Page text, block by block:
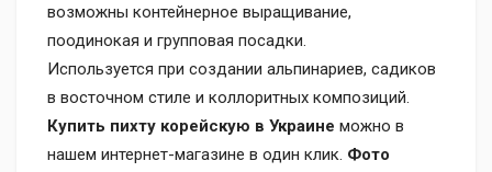
возможны контейнерное выращивание,
поодинокая и групповая посадки.
Используется при создании альпинариев, садиков
в восточном стиле и коллоритных композиций.
Купить пихту корейскую в Украине можно в
нашем интернет-магазине в один клик. Фото